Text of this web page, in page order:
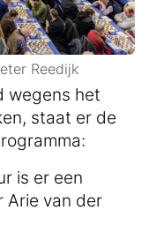
Reedijk
wegens het
staat er de
is er een
Arie van der